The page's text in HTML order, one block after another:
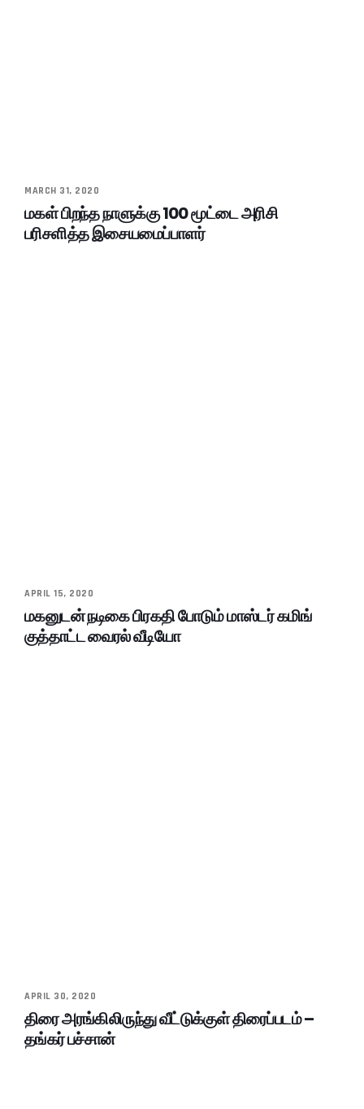
MARCH 31, 2020
மகள் பிறந்த நாளுக்கு 100 மூட்டை அரிசி
பரிசளித்த இசையமைப்பாளர்
APRIL 15, 2020
மகனுடன் நடிகை பிரகதி போடும் மாஸ்டர் கமிங்
குத்தாட்ட வைரல் வீடியோ
APRIL 30, 2020
திரை அரங்கிலிருந்து வீட்டுக்குள் திரைப்படம் –
தங்கர் பச்சான்